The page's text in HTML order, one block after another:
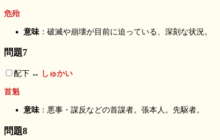
危殆
意味 ：破滅や崩壊が目前に迫っている、深刻な状況。
問題7
配下 ↔︎ しゅかい
首魁
意味 ：悪事・謀反などの首謀者。張本人。先駆者。
問題8